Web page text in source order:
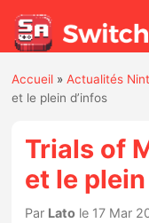
Actualités
Jeux
Accueil »Actualités
et le plein d’infos
Trials of
et le plein
Par Lato le 17 Mar